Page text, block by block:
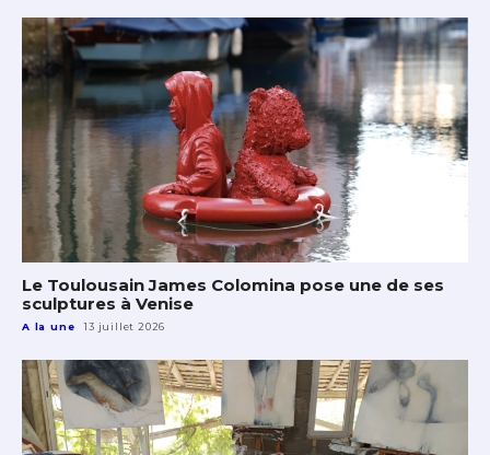
Le Toulousain James Colomina pose une de ses
sculptures à Venise
A la une 13 juillet 2026